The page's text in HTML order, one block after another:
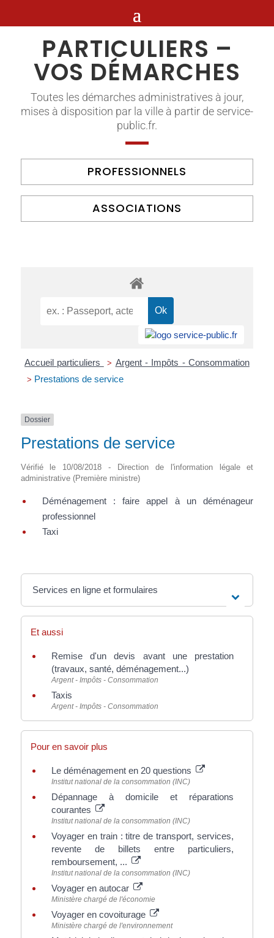
PARTICULIERS –
VOS DÉMARCHES
Toutes les démarches administratives à jour,
mises à disposition par la ville à partir de service-
public.fr.
PROFESSIONNELS
ASSOCIATIONS
Accueil particuliers > Argent - Impôts - Consommation
> Prestations de service
Dossier
Prestations de service
Vérifié le 10/08/2018 - Direction de l'information légale et
administrative (Première ministre)
Déménagement : faire appel à un déménageur
professionnel
Taxi
Services en ligne et formulaires
Et aussi
Remise d'un devis avant une prestation
(travaux, santé, déménagement...)
Argent - Impôts - Consommation
Taxis
Argent - Impôts - Consommation
Pour en savoir plus
Le déménagement en 20 questions
Institut national de la consommation (INC)
Dépannage à domicile et réparations
courantes
Institut national de la consommation (INC)
Voyager en train : titre de transport, services,
revente de billets entre particuliers,
remboursement, ...
Institut national de la consommation (INC)
Voyager en autocar
Ministère chargé de l'économie
Voyager en covoiturage
Ministère chargé de l'environnement